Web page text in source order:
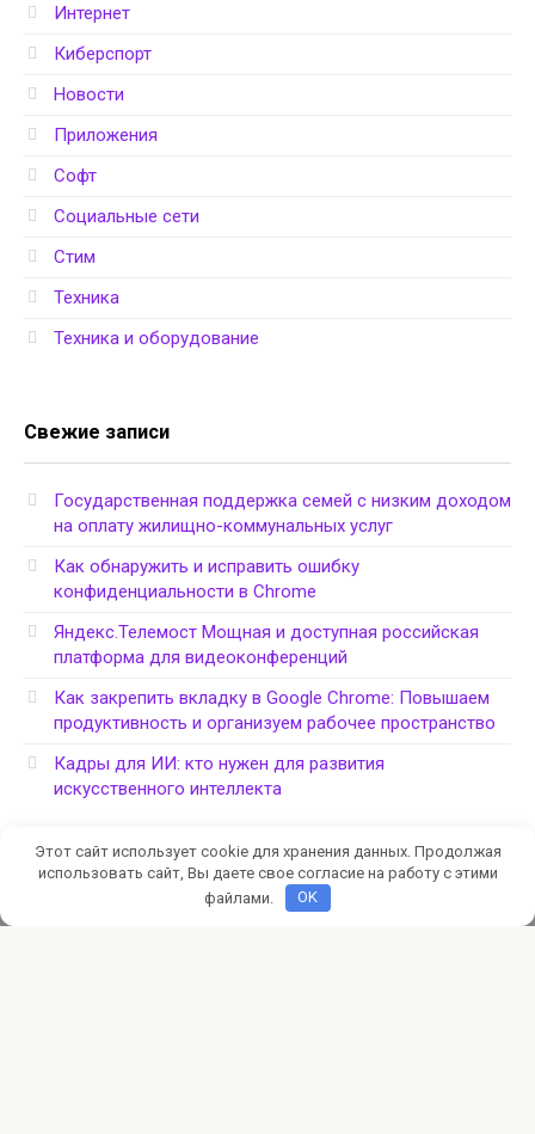
Интернет
Киберспорт
Новости
Приложения
Софт
Социальные сети
Стим
Техника
Техника и оборудование
Свежие записи
Государственная поддержка семей с низким доходом
на оплату жилищно-коммунальных услуг
Как обнаружить и исправить ошибку
конфиденциальности в Chrome
Яндекс.Телемост Мощная и доступная российская
платформа для видеоконференций
Как закрепить вкладку в Google Chrome: Повышаем
продуктивность и организуем рабочее пространство
Кадры для ИИ: кто нужен для развития
искусственного интеллекта
Этот сайт использует cookie для хранения данных. Продолжая
использовать сайт, Вы даете свое согласие на работу с этими
файлами.
OK